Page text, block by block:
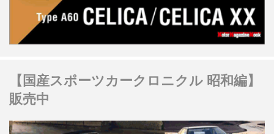
【国産スポーツカークロニクル 昭和編】
販売中